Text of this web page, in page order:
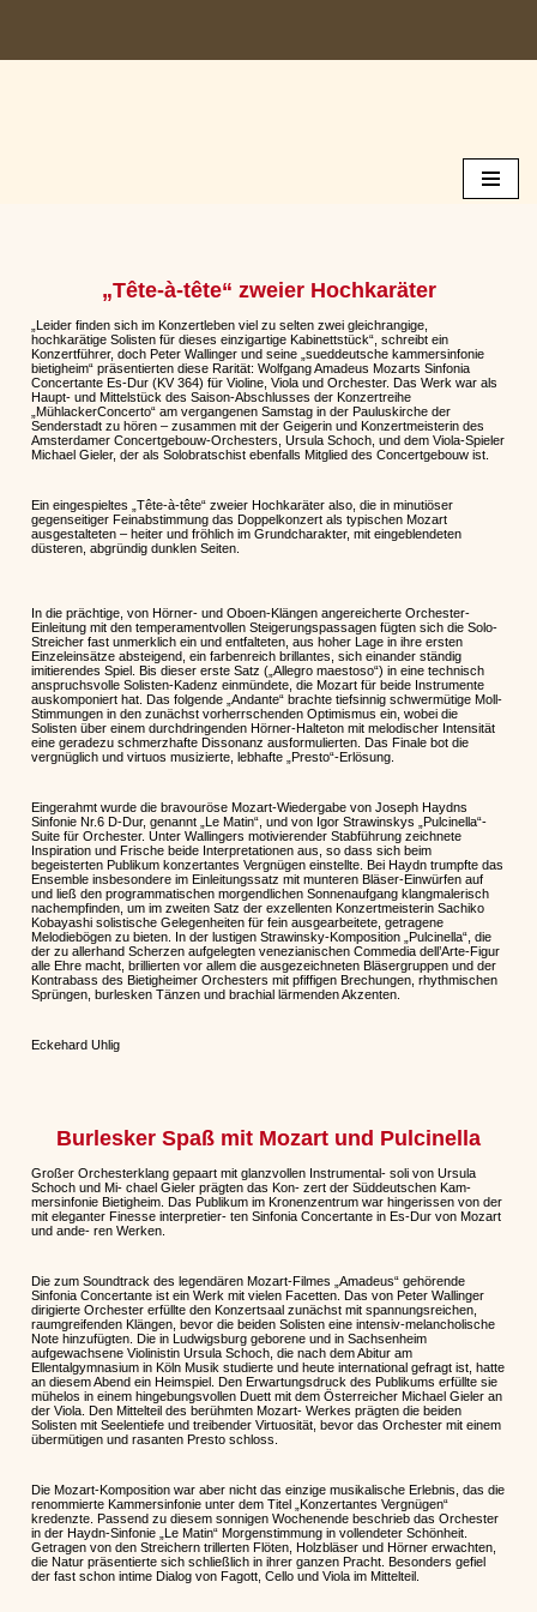
Zum
„Tête-à-tête“ zweier Hochkaräter
„Leider finden sich im Konzertleben viel zu selten zwei gleichrangige,
hochkarätige Solisten für dieses einzigartige Kabinettstück“, schreibt ein
Konzertführer, doch Peter Wallinger und seine „sueddeutsche kammersinfonie
bietigheim“ präsentierten diese Rarität: Wolfgang Amadeus Mozarts Sinfonia
Concertante Es-Dur (KV 364) für Violine, Viola und Orchester. Das Werk war als
Haupt- und Mittelstück des Saison-Abschlusses der Konzertreihe
„MühlackerConcerto“ am vergangenen Samstag in der Pauluskirche der
Senderstadt zu hören – zusammen mit der Geigerin und Konzertmeisterin des
Amsterdamer Concertgebouw-Orchesters, Ursula Schoch, und dem Viola-Spieler
Michael Gieler, der als Solobratschist ebenfalls Mitglied des Concertgebouw ist.
Ein eingespieltes „Tête-à-tête“ zweier Hochkaräter also, die in minutiöser
gegenseitiger Feinabstimmung das Doppelkonzert als typischen Mozart
ausgestalteten – heiter und fröhlich im Grundcharakter, mit eingeblendeten
düsteren, abgründig dunklen Seiten.
In die prächtige, von Hörner- und Oboen-Klängen angereicherte Orchester-
Einleitung mit den temperamentvollen Steigerungspassagen fügten sich die Solo-
Streicher fast unmerklich ein und entfalteten, aus hoher Lage in ihre ersten
Einzeleinsätze absteigend, ein farbenreich brillantes, sich einander ständig
imitierendes Spiel. Bis dieser erste Satz („Allegro maestoso“) in eine technisch
anspruchsvolle Solisten-Kadenz einmündete, die Mozart für beide Instrumente
auskomponiert hat. Das folgende „Andante“ brachte tiefsinnig schwermütige Moll-
Stimmungen in den zunächst vorherrschenden Optimismus ein, wobei die
Solisten über einem durchdringenden Hörner-Halteton mit melodischer Intensität
eine geradezu schmerzhafte Dissonanz ausformulierten. Das Finale bot die
vergnüglich und virtuos musizierte, lebhafte „Presto“-Erlösung.
Eingerahmt wurde die bravouröse Mozart-Wiedergabe von Joseph Haydns
Sinfonie Nr.6 D-Dur, genannt „Le Matin“, und von Igor Strawinskys „Pulcinella“-
Suite für Orchester. Unter Wallingers motivierender Stabführung zeichnete
Inspiration und Frische beide Interpretationen aus, so dass sich beim
begeisterten Publikum konzertantes Vergnügen einstellte. Bei Haydn trumpfte das
Ensemble insbesondere im Einleitungssatz mit munteren Bläser-Einwürfen auf
und ließ den programmatischen morgendlichen Sonnenaufgang klangmalerisch
nachempfinden, um im zweiten Satz der exzellenten Konzertmeisterin Sachiko
Kobayashi solistische Gelegenheiten für fein ausgearbeitete, getragene
Melodiebögen zu bieten. In der lustigen Strawinsky-Komposition „Pulcinella“, die
der zu allerhand Scherzen aufgelegten venezianischen Commedia dell’Arte-Figur
alle Ehre macht, brillierten vor allem die ausgezeichneten Bläsergruppen und der
Kontrabass des Bietigheimer Orchesters mit pfiffigen Brechungen, rhythmischen
Sprüngen, burlesken Tänzen und brachial lärmenden Akzenten.
Eckehard Uhlig
Burlesker Spaß mit Mozart und Pulcinella
Großer Orchesterklang gepaart mit glanzvollen Instrumental- soli von Ursula
Schoch und Mi- chael Gieler prägten das Kon- zert der Süddeutschen Kam-
mersinfonie Bietigheim. Das Publikum im Kronenzentrum war hingerissen von der
mit eleganter Finesse interpretier- ten Sinfonia Concertante in Es-Dur von Mozart
und ande- ren Werken.
Die zum Soundtrack des legendären Mozart-Filmes „Amadeus“ gehörende
Sinfonia Concertante ist ein Werk mit vielen Facetten. Das von Peter Wallinger
dirigierte Orchester erfüllte den Konzertsaal zunächst mit spannungsreichen,
raumgreifenden Klängen, bevor die beiden Solisten eine intensiv-melancholische
Note hinzufügten. Die in Ludwigsburg geborene und in Sachsenheim
aufgewachsene Violinistin Ursula Schoch, die nach dem Abitur am
Ellentalgymnasium in Köln Musik studierte und heute international gefragt ist, hatte
an diesem Abend ein Heimspiel. Den Erwartungsdruck des Publikums erfüllte sie
mühelos in einem hingebungsvollen Duett mit dem Österreicher Michael Gieler an
der Viola. Den Mittelteil des berühmten Mozart- Werkes prägten die beiden
Solisten mit Seelentiefe und treibender Virtuosität, bevor das Orchester mit einem
übermütigen und rasanten Presto schloss.
Die Mozart-Komposition war aber nicht das einzige musikalische Erlebnis, das die
renommierte Kammersinfonie unter dem Titel „Konzertantes Vergnügen“
kredenzte. Passend zu diesem sonnigen Wochenende beschrieb das Orchester
in der Haydn-Sinfonie „Le Matin“ Morgenstimmung in vollendeter Schönheit.
Getragen von den Streichern trillerten Flöten, Holzbläser und Hörner erwachten,
die Natur präsentierte sich schließlich in ihrer ganzen Pracht. Besonders gefiel
der fast schon intime Dialog von Fagott, Cello und Viola im Mittelteil.